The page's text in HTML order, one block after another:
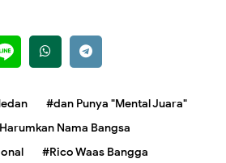
#dan Punya "Mental Juara"
Nama Bangsa
#Rico Waas Bangga